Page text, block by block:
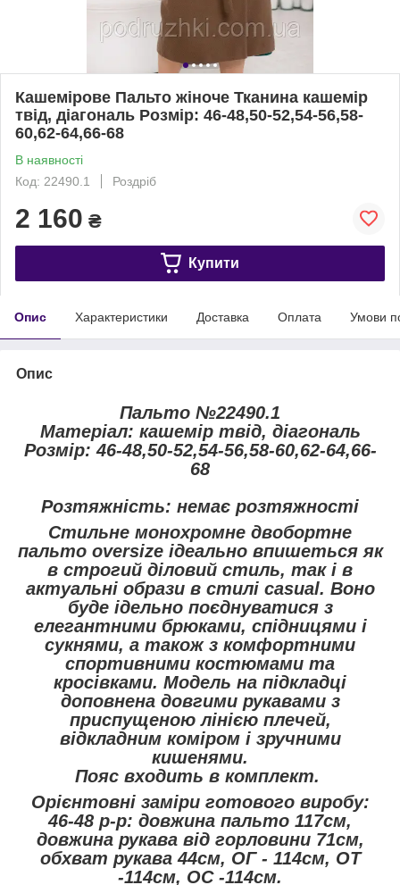
Кашемірове Пальто жіноче Тканина кашемір
твід, діагональ Розмір: 46-48,50-52,54-56,58-
60,62-64,66-68
В наявності
Код: 22490.1
Роздріб
2 160 ₴
Купити
Опис Характеристики Доставка Оплата Умови
Опис
Пальто №22490.1
Матеріал: кашемір твід, діагональ
Розмір: 46-48,50-52,54-56,58-60,62-64,66-
68
Розтяжність: немає розтяжності
Стильне монохромне двобортне
пальто oversize ідеально впишеться як
в строгий діловий стиль, так і в
актуальні образи в стилі casual. Воно
буде ідельно поєднуватися з
елегантними брюками, спідницями і
сукнями, а також з комфортними
спортивними костюмами та
кросівками. Модель на підкладці
доповнена довгими рукавами з
приспущеною лінією плечей,
відкладним коміром і зручними
кишенями.
Пояс входить в комплект.
Орієнтовні заміри готового виробу:
46-48 р-р: довжина пальто 117см,
довжина рукава від горловини 71см,
обхват рукава 44см, ОГ - 114см, ОТ
-114см, OC -114см.